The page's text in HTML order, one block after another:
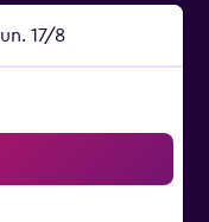
lun. 17/8